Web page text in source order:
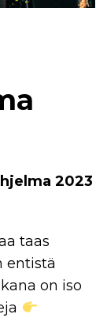
2023
taas
entistä
on iso